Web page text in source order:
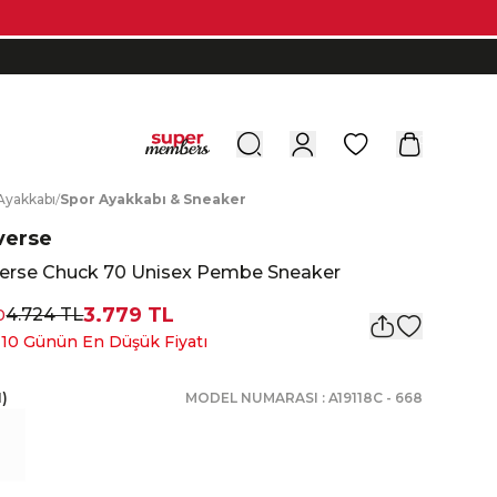
0
yakkabı/Spor Ayakkabı & Sneaker
Chuck 70 Unisex Pembe Sneaker
4.724 TL3.779 TL
Günün En Düşük Fiyatı
) MODEL NUMARASI : A19118C- 668